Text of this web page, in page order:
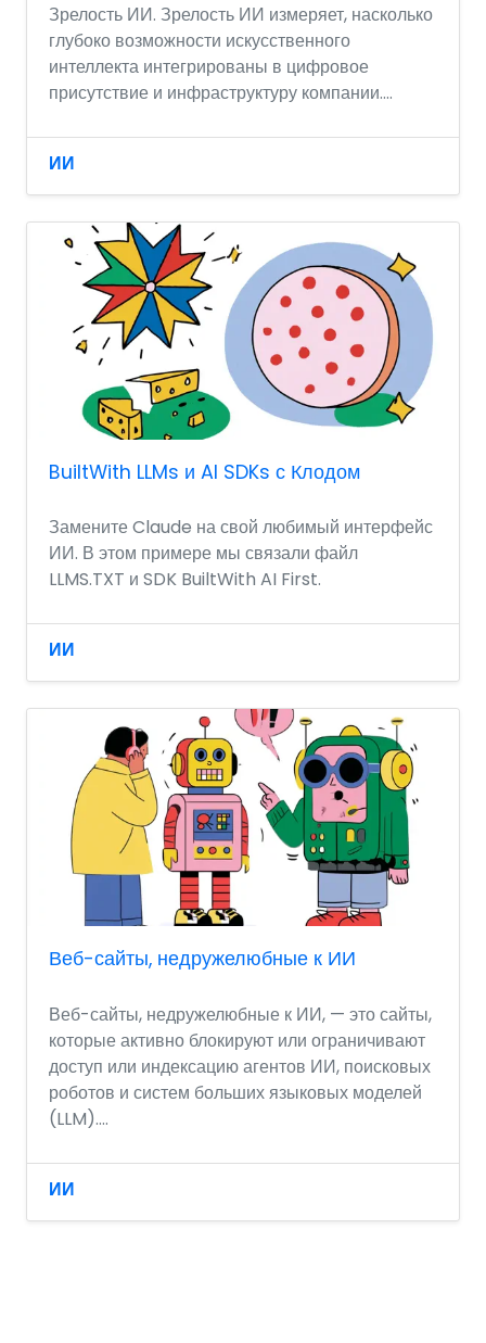
Зрелость ИИ. Зрелость ИИ измеряет, насколько
глубоко возможности искусственного
интеллекта интегрированы в цифровое
присутствие и инфраструктуру компании....
ИИ
BuiltWith LLMs и AI SDKs с Клодом
Замените Claude на свой любимый интерфейс
ИИ. В этом примере мы связали файл
LLMS.TXT и SDK BuiltWith AI First.
ИИ
Веб-сайты, недружелюбные к ИИ
Веб-сайты, недружелюбные к ИИ, — это сайты,
которые активно блокируют или ограничивают
доступ или индексацию агентов ИИ, поисковых
роботов и систем больших языковых моделей
(LLM)....
ИИ